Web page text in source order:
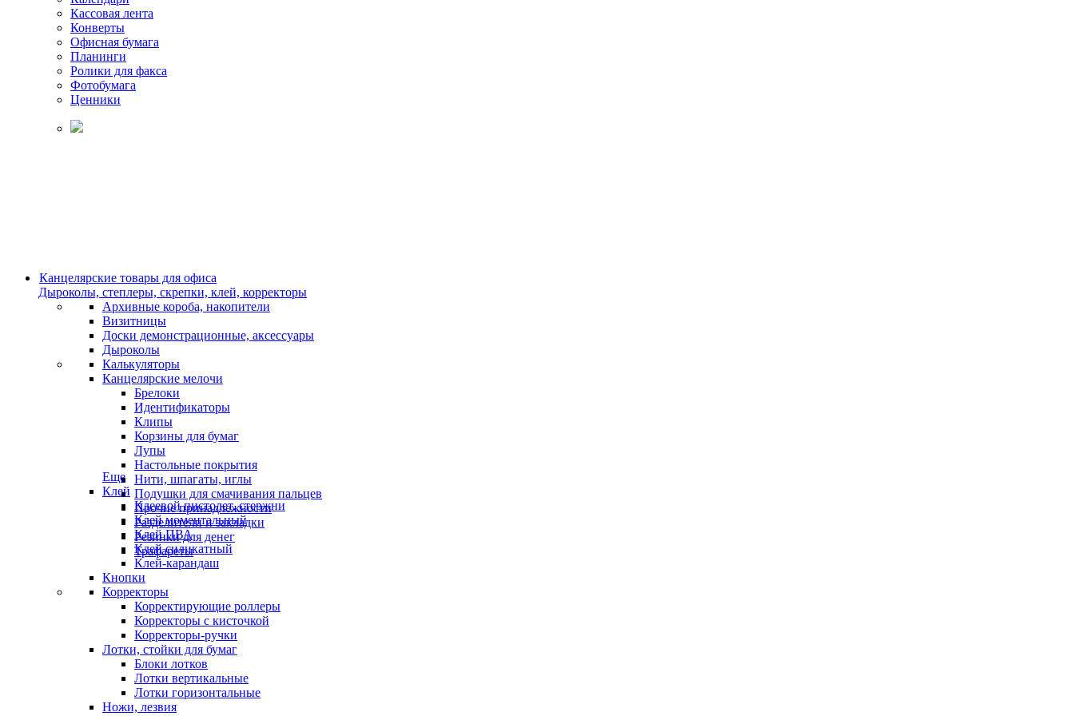
Кассовая лента
Конверты
Офисная бумага
Планинги
Ролики для факса
Фотобумага
Ценники
Канцелярские товары для офиса
Дыроколы, степлеры, скрепки, клей, корректоры
Архивные короба, накопители
Визитницы
Доски демонстрационные, аксессуары
Дыроколы
Калькуляторы
Канцелярские мелочи
Брелоки
Идентификаторы
Клипы
Корзины для бумаг
Лупы
Настольные покрытия
Нити, шпагаты, иглы
Подушки для смачивания пальцев
Прочие принадлежности
Разделители и закладки
Резинки для денег
Трафареты
Еще
Клей
Клеевой пистолет, стержни
Клей моментальный
Клей ПВА
Клей силикатный
Клей-карандаш
Кнопки
Корректоры
Корректирующие роллеры
Корректоры с кисточкой
Корректоры-ручки
Лотки, стойки для бумаг
Блоки лотков
Лотки вертикальные
Лотки горизонтальные
Ножи, лезвия